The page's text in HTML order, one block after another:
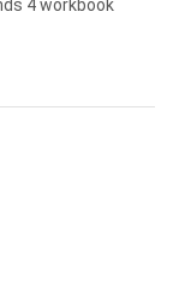
4 workbook